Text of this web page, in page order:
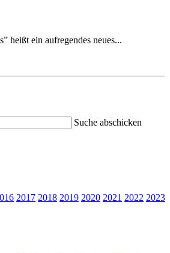
heißt ein aufregendes neues...
Suche abschicken
2017 2018 2019 2020 2021 2022 2023